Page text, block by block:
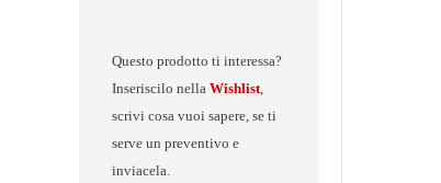
Questo prodotto ti interessa?
Inseriscilo nella Wishlist,
scrivi cosa vuoi sapere, se ti
serve un preventivo e
inviacela.